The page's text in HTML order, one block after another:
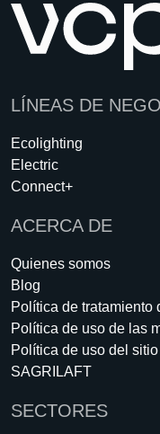
LÍNEAS DE
Ecolighting
Electric
Connect+
ACERCA DE
Quienes somos
Blog
Política de tratamiento
Política de uso de las
Política de uso del sitio
SAGRILAFT
SECTORES